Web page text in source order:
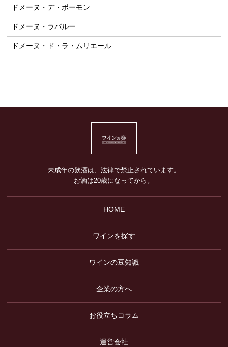
ドメーヌ・デ・ボーモン
ドメーヌ・ラパルー
ドメーヌ・ド・ラ・ムリエール
未成年の飲酒は、法律で禁止されています。
お酒は20歳になってから。
HOME
ワインを探す
ワインの豆知識
企業の方へ
お役立ちコラム
運営会社